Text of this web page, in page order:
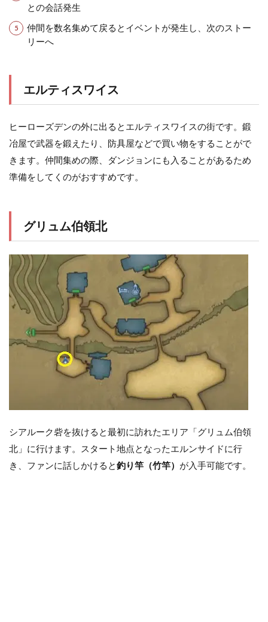
との会話発生
仲間を数名集めて戻るとイベントが発生し、次のストー
リーへ
エルティスワイス
ヒーローズデンの外に出るとエルティスワイスの街です。鍛
冶屋で武器を鍛えたり、防具屋などで買い物をすることがで
きます。仲間集めの際、ダンジョンにも入ることがあるため
準備をしてくのがおすすめです。
グリュム伯領北
シアルーク砦を抜けると最初に訪れたエリア「グリュム伯領
北」に行けます。スタート地点となったエルンサイドに行
き、ファンに話しかけると釣り竿（竹竿） が入手可能です。